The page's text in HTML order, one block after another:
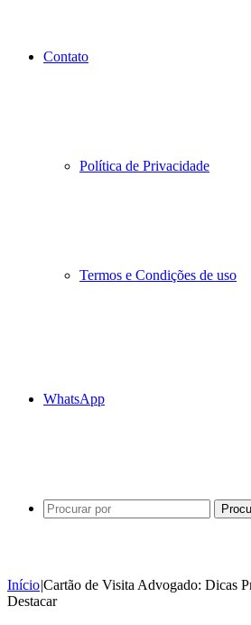
Contato
Política de Privacidade
Termos e Condições de uso
WhatsApp
Início|Cartão de Visita Advogado: Dicas
Destacar